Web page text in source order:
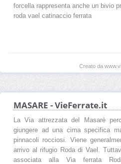
forcella rappresenta anche un bivio
roda vael catinaccio ferrata
Creato da
MASARE - VieFerrate.it
La Via attrezzata del Masarè
giungere ad una cima specifica
pinnacoli rocciosi. Viene
arrivo al rifugio Roda di Vael.
associata alla Via ferrata